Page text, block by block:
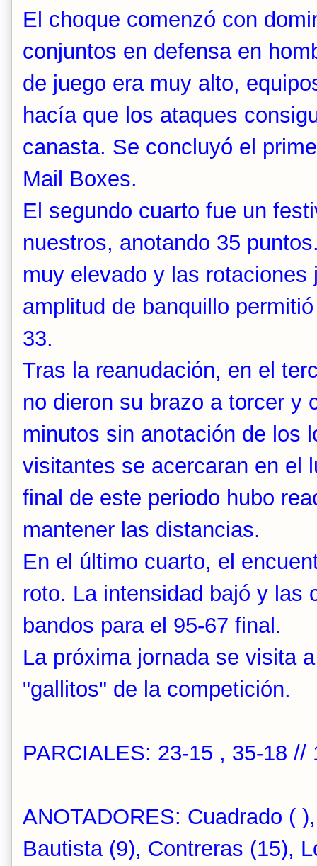
El choque comenzó con
conjuntos en defensa en
de juego era muy alto,
hacía que los ataques
canasta. Se concluyó el
Mail Boxes.
El segundo cuarto fue un
nuestros, anotando 35
muy elevado y las rotaciones
amplitud de banquillo
33.
Tras la reanudación, en el
no dieron su brazo a torcer y
minutos sin anotación de los
visitantes se acercaran en el
final de este periodo hubo
mantener las distancias.
En el último cuarto, el
roto. La intensidad bajó y las
bandos para el 95-67 final.
La próxima jornada se visita
"gallitos" de la competición.
PARCIALES: 23-15 , 35-18 //
ANOTADORES: Cuadrado (
Bautista (9), Contreras (15),